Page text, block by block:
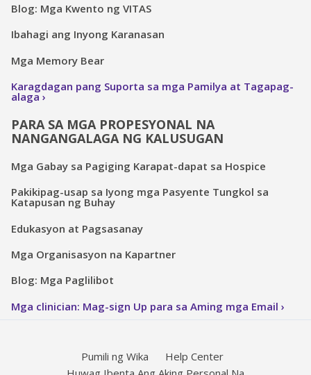
Blog: Mga Kwento ng VITAS
Ibahagi ang Inyong Karanasan
Mga Memory Bear
Karagdagan pang Suporta sa mga Pamilya at Tagapag-
alaga
PARA SA MGA PROPESYONAL NA
NANGANGALAGA NG KALUSUGAN
Mga Gabay sa Pagiging Karapat-dapat sa Hospice
Pakikipag-usap sa Iyong mga Pasyente Tungkol sa
Katapusan ng Buhay
Edukasyon at Pagsasanay
Mga Organisasyon na Kapartner
Blog: Mga Paglilibot
Mga clinician: Mag-sign Up para sa Aming mga Email
Pumili ng Wika
Help Center